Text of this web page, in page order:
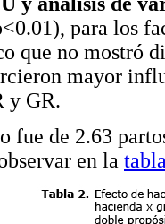
para los
que no mostró
mayor
y GR.
fue de 2.63
en la